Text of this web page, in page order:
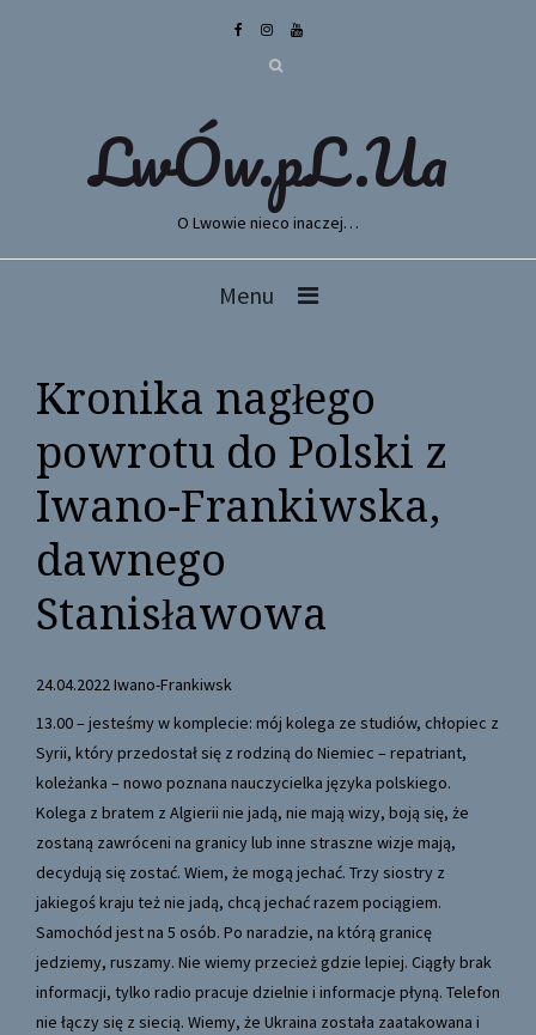
LwÓw.pL.Ua
O Lwowie nieco inaczej…
Menu
Kronika nagłego
powrotu do Polski z
Iwano-Frankiwska,
dawnego
Stanisławowa
24.04.2022 Iwano-Frankiwsk
13.00 – jesteśmy w komplecie: mój kolega ze studiów, chłopiec z
Syrii, który przedostał się z rodziną do Niemiec – repatriant,
koleżanka – nowo poznana nauczycielka języka polskiego.
Kolega z bratem z Algierii nie jadą, nie mają wizy, boją się, że
zostaną zawróceni na granicy lub inne straszne wizje mają,
decydują się zostać. Wiem, że mogą jechać. Trzy siostry z
jakiegoś kraju też nie jadą, chcą jechać razem pociągiem.
Samochód jest na 5 osób. Po naradzie, na którą granicę
jedziemy, ruszamy. Nie wiemy przecież gdzie lepiej. Ciągły brak
informacji, tylko radio pracuje dzielnie i informacje płyną. Telefon
nie łączy się z siecią. Wiemy, że Ukraina została zaatakowana i